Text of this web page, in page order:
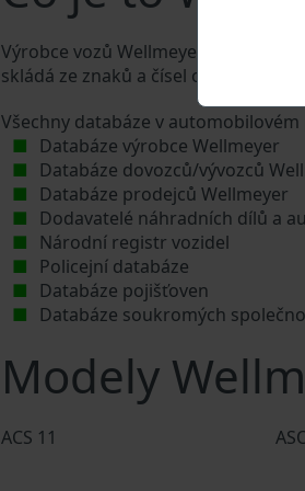
Výrobce vozů Wellmeyer přiděluje
skládá ze znaků a čísel o celkové
Všechny databáze v
Databáze výrobce Wellmeyer
Databáze dovozců/vývozců
Databáze prodejců Wellmeyer
Dodavatelé náhradních dílů a
Národní registr vozidel
Policejní databáze
Databáze pojišťoven
Databáze soukromých
Modely
ACS 11